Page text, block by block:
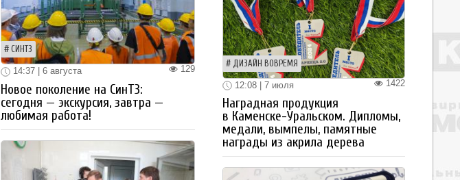
СИНТЗ
129
14:37 | 6 августа
Новое поколение на СинТЗ:
сегодня — экскурсия, завтра —
любимая работа!
ДИЗАЙН ВОВРЕМЯ
1422
12:08 | 7 июля
Наградная продукция
в Каменске-Уральском. Дипломы,
медали, вымпелы, памятные
награды из акрила дерева